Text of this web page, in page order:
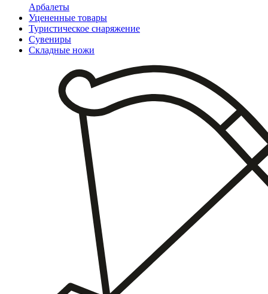
Арбалеты
Уцененные товары
Туристическое снаряжение
Сувениры
Складные ножи